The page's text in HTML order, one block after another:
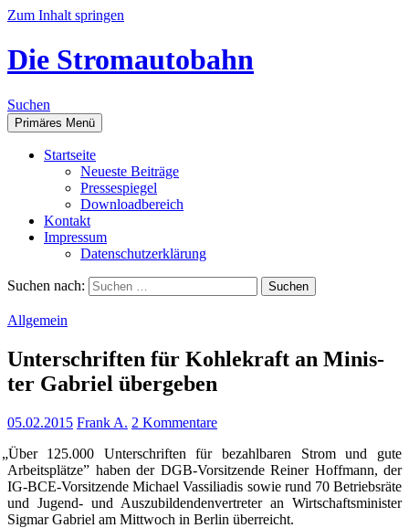
Zum Inhalt springen
Die Stromautobahn
Suchen
Primäres Menü
Start­sei­te
Neu­es­te Beiträge
Pres­se­spie­gel
Down­load­be­reich
Kon­takt
Impres­sum
Daten­schutz­er­klä­rung
Suchen nach:
Allgemein
Unter­schrif­ten für Koh­le­kraft an Minis­
ter Gabri­el übergeben
05.02.2015 Frank A. 2 Kommentare
„Über 125.000 Unter­schrif­ten für bezahl­ba­ren Strom und gute
Arbeits­plät­ze” haben der DGB-Vor­sit­zen­de Rei­ner Hoff­mann, der
IG-BCE-Vor­sit­zen­de Micha­el Vas­si­lia­dis sowie rund 70 Betriebs­rä­te
und Jugend- und Aus­zu­bil­den­den­ver­tre­ter an Wirt­schafts­mi­nis­ter
Sig­mar Gabri­el am Mitt­woch in Ber­lin überreicht.